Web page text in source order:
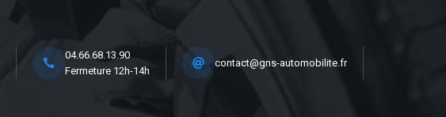
04.66.68.13.90
Fermeture 12h-14h
contact@gns-automobilite.fr